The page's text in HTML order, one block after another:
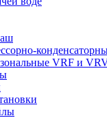
VRF и